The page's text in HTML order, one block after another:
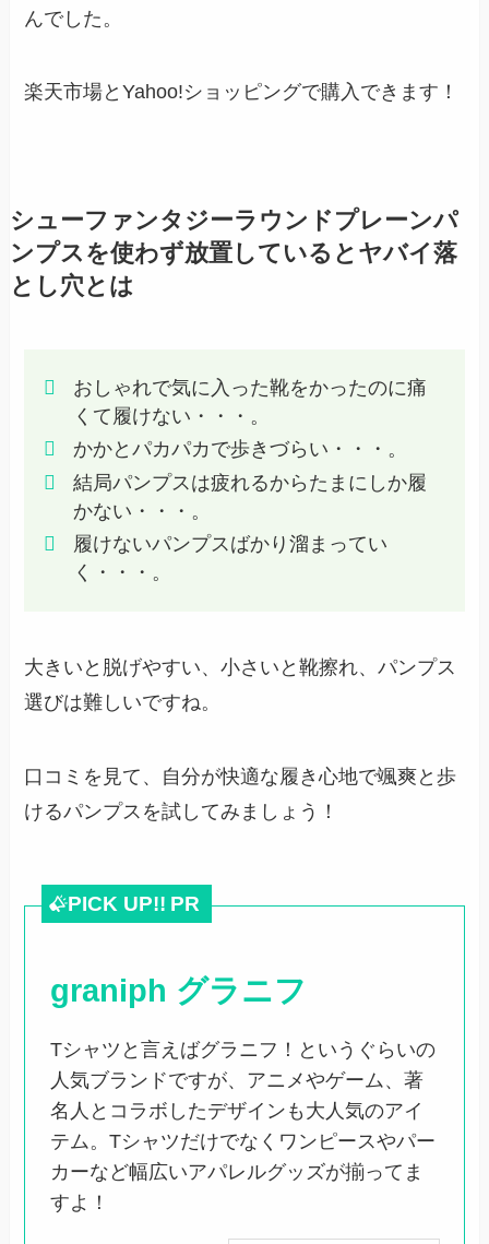
んでした。
楽天市場とYahoo!ショッピングで購入できます！
シューファンタジーラウンドプレーンパ
ンプスを使わず放置しているとヤバイ落
とし穴とは
おしゃれで気に入った靴をかったのに痛
くて履けない・・・。
かかとパカパカで歩きづらい・・・。
結局パンプスは疲れるからたまにしか履
かない・・・。
履けないパンプスばかり溜まってい
く・・・。
大きいと脱げやすい、小さいと靴擦れ、パンプス
選びは難しいですね。
口コミを見て、自分が快適な履き心地で颯爽と歩
けるパンプスを試してみましょう！
PICK UP!! PR
graniph グラニフ
Tシャツと言えばグラニフ！というぐらいの
人気ブランドですが、アニメやゲーム、著
名人とコラボしたデザインも大人気のアイ
テム。Tシャツだけでなくワンピースやパー
カーなど幅広いアパレルグッズが揃ってま
すよ！